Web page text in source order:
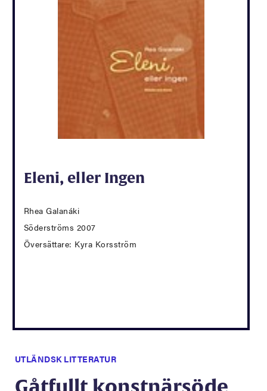
Eleni, eller Ingen
Rhea Galanáki
Söderströms 2007
Översättare: Kyra Korsström
UTLÄNDSK LITTERATUR
Gåtfullt konstnärsöde